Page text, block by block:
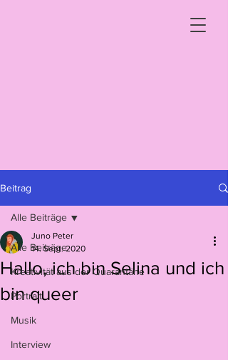
Beitrag
Alle Beiträge
Kreativität aus der Quarantäne
Portrait
Musik
Interview
Alle Beiträge
Hallo, ich bin Selina und ich
bin queer
Juno Peter
14. Sept. 2020